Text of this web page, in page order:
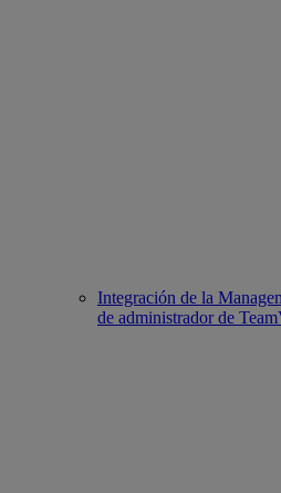
Integración de la
de administrador de